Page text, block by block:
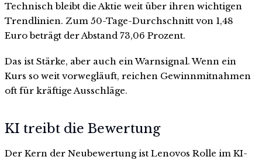
Technisch bleibt die Aktie weit über ihren wichtigen
Trendlinien. Zum 50-Tage-Durchschnitt von 1,48
Euro beträgt der Abstand 73,06 Prozent.
Das ist Stärke, aber auch ein Warnsignal. Wenn ein
Kurs so weit vorwegläuft, reichen Gewinnmitnahmen
oft für kräftige Ausschläge.
KI treibt die Bewertung
Der Kern der Neubewertung ist Lenovos Rolle im KI-